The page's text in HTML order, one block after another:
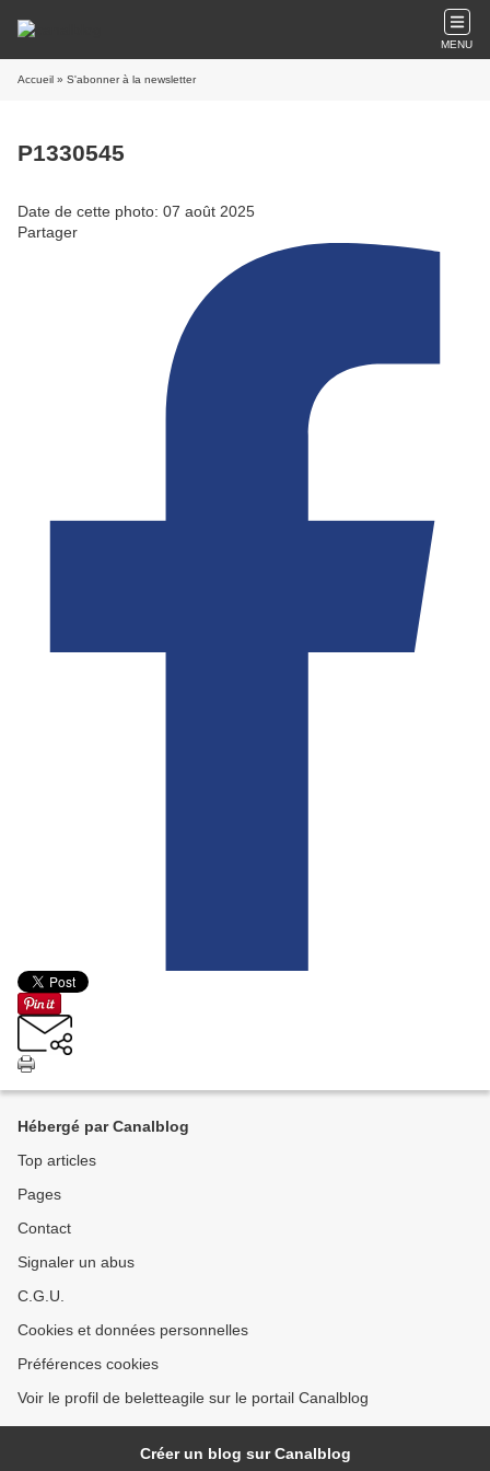
MENU
Accueil » S'abonner à la newsletter
P1330545
Date de cette photo: 07 août 2025
Partager
Hébergé par Canalblog
Top articles
Pages
Contact
Signaler un abus
C.G.U.
Cookies et données personnelles
Préférences cookies
Voir le profil de beletteagile sur le portail Canalblog
Créer un blog sur Canalblog